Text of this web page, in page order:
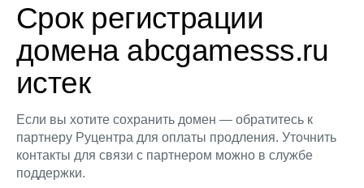
Срок регистрации
домена abcgamesss.ru
истек
Если вы хотите сохранить домен — обратитесь к
партнеру Руцентра для оплаты продления. Уточнить
контакты для связи с партнером можно в службе
поддержки.